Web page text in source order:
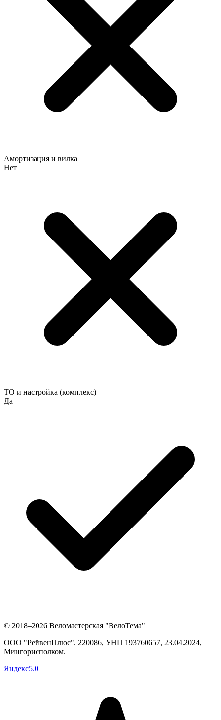
Амортизация и вилка
Нет
ТО и настройка (комплекс)
Да
© 2018–2026 Веломастерская "ВелоТема"
ООО "РейвенПлюс". 220086, УНП 193760657, 23.04.2024,
Мингорисполком.
Яндекс5.0